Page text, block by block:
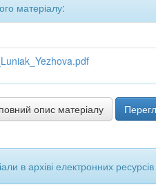
матеріалу:
опис матеріалу
в архіві електронних